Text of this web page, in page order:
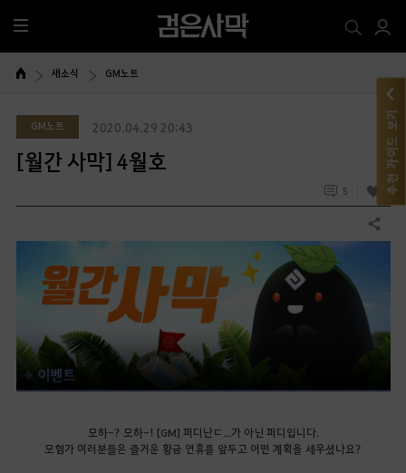
전
체
메
새소식 GM노트
GM노트 2020.04.29 20:43
[월간 사막] 4월호
5 6
공유하기
모하-? 모하-! [GM] 퍼디난ㄷ...가 아닌 퍼디입니다.
모험가 여러분들은 즐거운 황금 연휴를 앞두고 어떤 계획을 세우셨나요?
추천 가이드 보기